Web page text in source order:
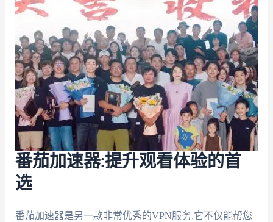
番茄加速器:提升观看体验的首
选
番茄加速器是另一款非常优秀的VPN服务,它不仅能帮您